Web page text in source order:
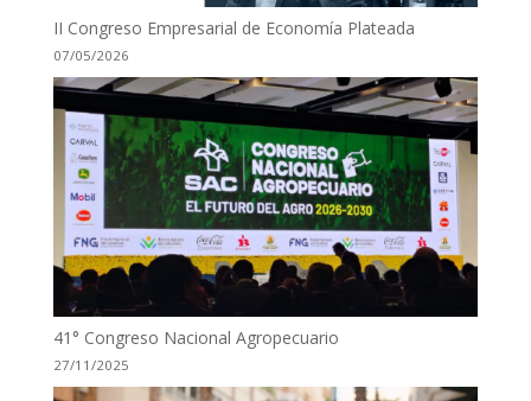
II Congreso Empresarial de Economía Plateada
07/05/2026
41° Congreso Nacional Agropecuario
27/11/2025